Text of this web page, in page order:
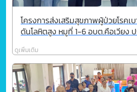
โครงการส่งเสริมสุขภาพผู้ป่วยโรคเ
ดันโลหิตสูง หมูที่ 1-6 อบต.คือเวียง ป
ดูเพิ่มเติม